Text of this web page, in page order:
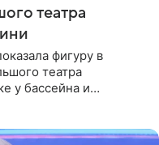
театра
фигуру в
театра
у бассейна и